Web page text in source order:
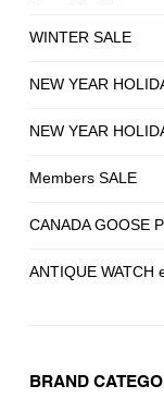
WINTER SALE
NEW YEAR
NEW YEAR
Members SALE
CANADA GOOSE
ANTIQUE WATCH
BRAND